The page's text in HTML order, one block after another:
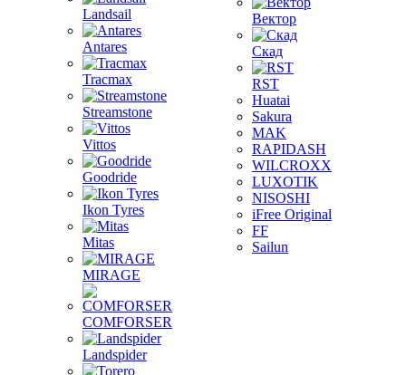
Landsail
Antares
Tracmax
Streamstone
Vittos
Goodride
Ikon Tyres
Mitas
MIRAGE
COMFORSER
Landspider
Вектор
Скад
RST
Huatai
Sakura
MAK
RAPIDASH
WILCROXX
LUXOTIK
NISOSHI
iFree Original
FF
Sailun